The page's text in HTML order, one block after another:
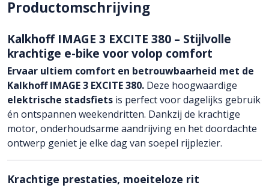
Productomschrijving
Kalkhoff IMAGE 3 EXCITE 380 – Stijlvolle
krachtige e-bike voor volop comfort
Ervaar ultiem comfort en betrouwbaarheid met de
Kalkhoff IMAGE 3 EXCITE 380. Deze hoogwaardige
elektrische stadsfiets is perfect voor dagelijks gebruik
én ontspannen weekendritten. Dankzij de krachtige
motor, onderhoudsarme aandrijving en het doordachte
ontwerp geniet je elke dag van soepel rijplezier.
Krachtige prestaties, moeiteloze rit